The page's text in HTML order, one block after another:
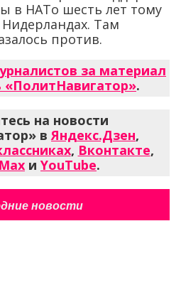
в НАТо шесть лет тому
Там
против.
за материал
.
на новости
вЯндекс.Дзен,
, Вконтакте,
Max и YouTube.
новости